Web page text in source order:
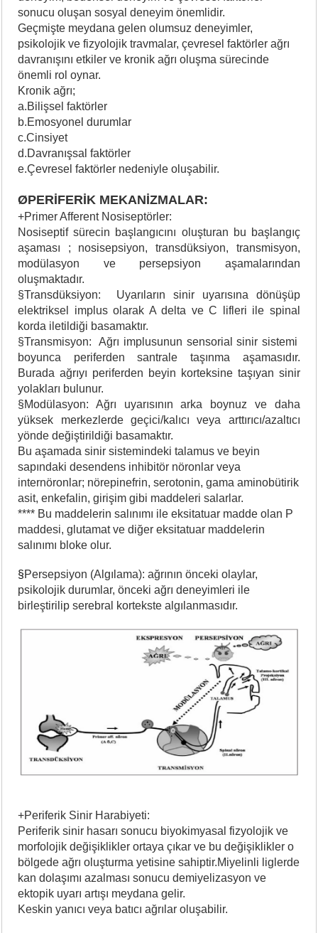
sonucu oluşan sosyal deneyim önemlidir.
Geçmişte meydana gelen olumsuz deneyimler,
psikolojik ve fizyolojik travmalar, çevresel faktörler ağrı
davranışını etkiler ve kronik ağrı oluşma sürecinde
önemli rol oynar.
Kronik ağrı;
a.Bilişsel faktörler
b.Emosyonel durumlar
c.Cinsiyet
d.Davranışsal faktörler
e.Çevresel faktörler nedeniyle oluşabilir.
ØPERİFERİK MEKANİZMALAR:
+Primer Afferent Nosiseptörler:
Nosiseptif sürecin başlangıcını oluşturan bu başlangıç
aşaması ; nosisepsiyon, transdüksiyon, transmisyon,
modülasyon ve persepsiyon aşamalarından
oluşmaktadır.
§Transdüksiyon: Uyarıların sinir uyarısına dönüşüp
elektriksel implus olarak A delta ve C lifleri ile spinal
korda iletildiği basamaktır.
§Transmisyon: Ağrı implusunun sensorial sinir sistemi
boyunca periferden santrale taşınma aşamasıdır.
Burada ağrıyı periferden beyin korteksine taşıyan sinir
yolakları bulunur.
§Modülasyon: Ağrı uyarısının arka boynuz ve daha
yüksek merkezlerde geçici/kalıcı veya arttırıcı/azaltıcı
yönde değiştirildiği basamaktır.
Bu aşamada sinir sistemindeki talamus ve beyin
sapındaki desendens inhibitör nöronlar veya
internöronlar; nörepinefrin, serotonin, gama aminobütirik
asit, enkefalin, girişim gibi maddeleri salarlar.
**** Bu maddelerin salınımı ile eksitatuar madde olan P
maddesi, glutamat ve diğer eksitatuar maddelerin
salınımı bloke olur.
§Persepsiyon (Algılama): ağrının önceki olaylar,
psikolojik durumlar, önceki ağrı deneyimleri ile
birleştirilip serebral kortekste algılanmasıdır.
+Periferik Sinir Harabiyeti:
Periferik sinir hasarı sonucu biyokimyasal fizyolojik ve
morfolojik değişiklikler ortaya çıkar ve bu değişiklikler o
bölgede ağrı oluşturma yetisine sahiptir.Miyelinli liglerde
kan dolaşımı azalması sonucu demiyelizasyon ve
ektopik uyarı artışı meydana gelir.
Keskin yanıcı veya batıcı ağrılar oluşabilir.